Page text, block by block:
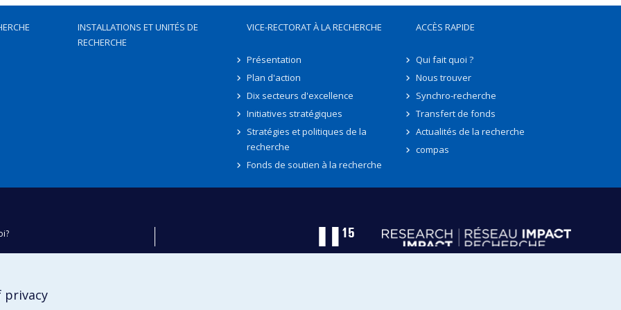
INSTALLATIONS ET UNITÉS DE
RECHERCHE
VICE-RECTORAT À LA RECHERCHE
Présentation
Plan d'action
Dix secteurs d'excellence
Initiatives stratégiques
Stratégies et politiques de la
recherche
Fonds de soutien à la recherche
ACCÈS RAPIDE
Qui fait quoi ?
Nous trouver
Synchro-recherche
Transfert de fonds
Actualités de la recherche
compas
privacy